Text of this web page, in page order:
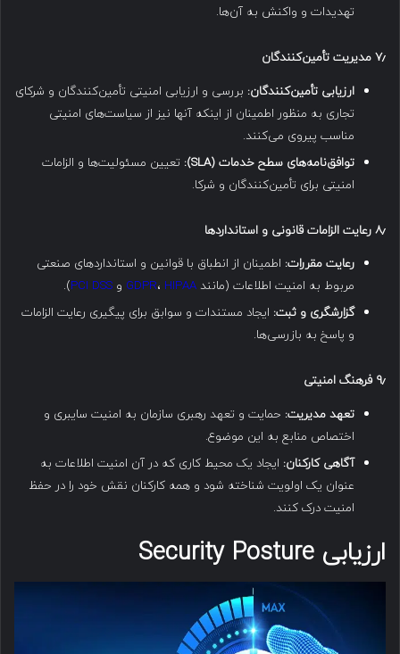
تهدیدات و واکنش به آن‌ها.
۷٫ مدیریت تأمین‌کنندگان
ارزیابی تأمین‌کنندگان: بررسی و ارزیابی امنیتی تأمین‌کنندگان و شرکای
تجاری به منظور اطمینان از اینکه آنها نیز از سیاست‌های امنیتی
مناسب پیروی می‌کنند.
توافق‌نامه‌های سطح خدمات (SLA):
تعیین مسئولیت‌ها و الزامات
امنیتی برای تأمین‌کنندگان و شرکا.
۸٫ رعایت الزامات قانونی و استانداردها
رعایت مقررات: اطمینان از انطباق با قوانین و استانداردهای صنعتی
مربوط به امنیت اطلاعات (مانند
GDPR، HIPAA و PCI DSS
).
گزارشگری و ثبت: ایجاد مستندات و سوابق برای پیگیری رعایت الزامات
و پاسخ به بازرسی‌ها.
۹٫ فرهنگ امنیتی
تعهد مدیریت: حمایت و تعهد رهبری سازمان به امنیت سایبری و
اختصاص منابع به این موضوع.
آگاهی کارکنان: ایجاد یک محیط کاری که در آن امنیت اطلاعات به
عنوان یک اولویت شناخته شود و همه کارکنان نقش خود را در حفظ
امنیت درک کنند.
ارزیابی Security Posture